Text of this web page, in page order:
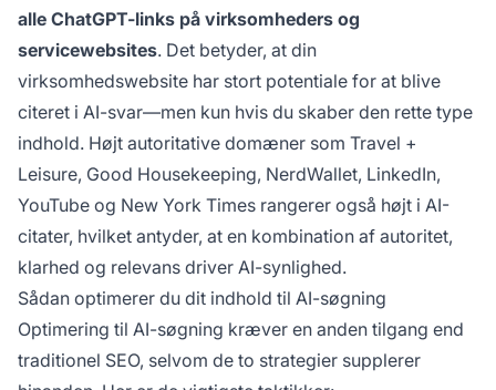
alle ChatGPT-links på virksomheders og
servicewebsites. Det betyder, at din
virksomhedswebsite har stort potentiale for at blive
citeret i AI-svar—men kun hvis du skaber den rette type
indhold. Højt autoritative domæner som Travel +
Leisure, Good Housekeeping, NerdWallet, LinkedIn,
YouTube og New York Times rangerer også højt i AI-
citater, hvilket antyder, at en kombination af autoritet,
klarhed og relevans driver AI-synlighed.
Sådan optimerer du dit indhold til AI-søgning
Optimering til AI-søgning kræver en anden tilgang end
traditionel SEO, selvom de to strategier supplerer